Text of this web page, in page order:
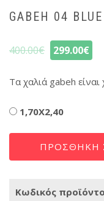
GABEH 04 BLUE
400.00€ 299.00€
Τα χαλιά gabeh είναι
1,70X2,40
GABEH
ΠΡΟΣΘΉΚΗ
Κωδικός